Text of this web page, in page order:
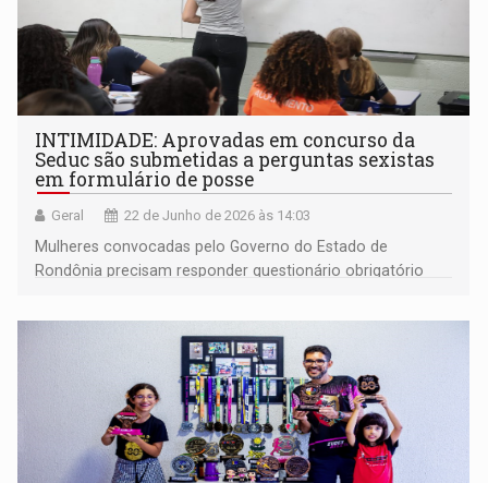
INTIMIDADE: Aprovadas em concurso da
Seduc são submetidas a perguntas sexistas
em formulário de posse
Geral 22 de Junho de 2026 às 14:03
Mulheres convocadas pelo Governo do Estado de
Rondônia precisam responder questionário obrigatório
ciclo menstrual e até se já abortaram